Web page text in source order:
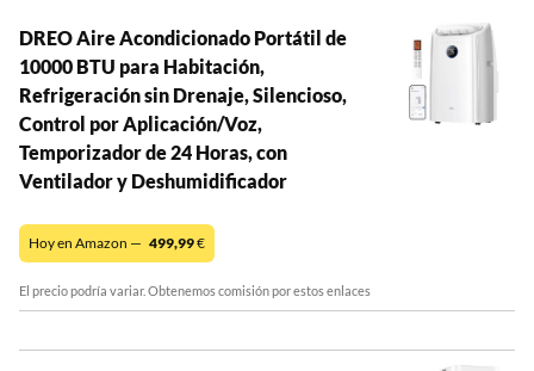
DREO Aire Acondicionado Portátil de
10000 BTU para Habitación,
Refrigeración sin Drenaje, Silencioso,
Control por Aplicación/Voz,
Temporizador de 24 Horas, con
Ventilador y Deshumidificador
Hoy en Amazon — 499,99€
El precio podría variar. Obtenemos comisión por estos enlaces